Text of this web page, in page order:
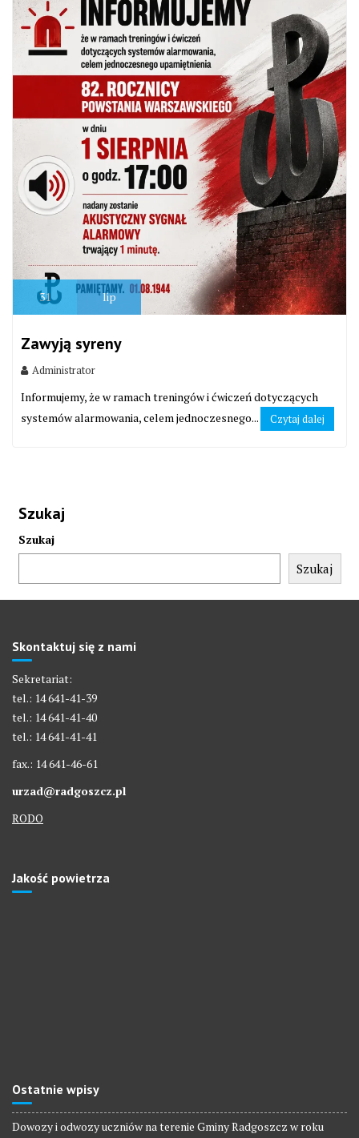
31 lip
Zawyją syreny
Administrator
Informujemy, że w ramach treningów i ćwiczeń dotyczących
systemów alarmowania, celem jednoczesnego...
Czytaj dalej
Szukaj
Szukaj
Szukaj
Skontaktuj się z nami
Sekretariat:
tel.: 14 641-41-39
tel.: 14 641-41-40
tel.: 14 641-41-41
fax.: 14 641-46-61
urzad@radgoszcz.pl
RODO
Jakość powietrza
Ostatnie wpisy
Dowozy i odwozy uczniów na terenie Gminy Radgoszcz w roku